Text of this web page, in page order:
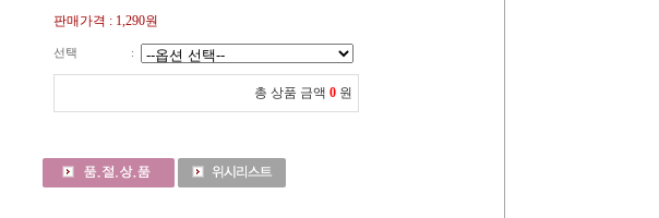
판매가격 : 1,290원
선택 :
총 상품 금액 0 원